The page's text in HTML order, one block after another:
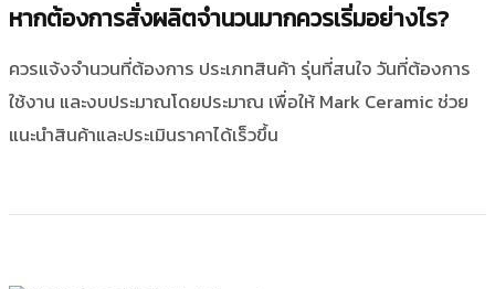
หากต้องการสั่งผลิตจำนวนมากควรเริ่มอย่างไร?
ควรแจ้งจำนวนที่ต้องการ ประเภทสินค้า รุ่นที่สนใจ วันที่ต้องการ
ใช้งาน และงบประมาณโดยประมาณ เพื่อให้ Mark Ceramic ช่วย
แนะนำสินค้าและประเมินราคาได้เร็วขึ้น